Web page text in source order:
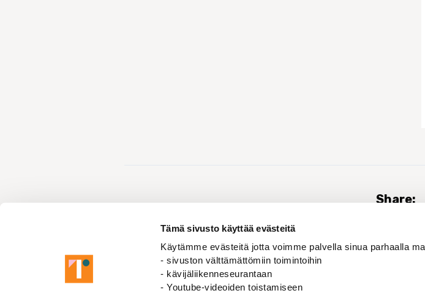
Tämä sivusto käyttää evästeitä
Käytämme evästeitä jotta voimme palvella sinua parhaalla
- sivuston välttämättömiin toimintoihin
- kävijäliikenneseurantaan
- Youtube-videoiden toistamiseen
Share:
Autumn Union Meeting of FUURT